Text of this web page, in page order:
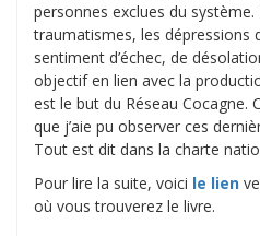
personnes exclues du
traumatismes, les dépressions
sentiment d’échec, de
objectif en lien avec la
est le but du Réseau Cocagne.
que j’aie pu observer ces
Tout est dit dans la charte
Pour lire la suite, voici le lien
où vous trouverez le livre.